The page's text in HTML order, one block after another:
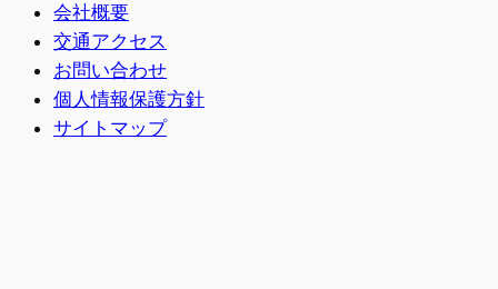
会社概要
交通アクセス
お問い合わせ
個人情報保護方針
サイトマップ